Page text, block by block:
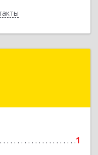
1
обл, Переславль-